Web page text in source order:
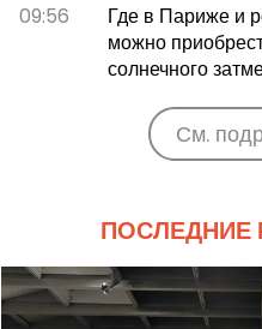
09:56
Где в Париже и
можно
солнечного
См.
ПОСЛЕДНИЕ